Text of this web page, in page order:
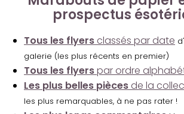
prospectus
Tous les flyers classés par date
galerie (les plus récents en premier)
Tous les flyerspar ordre
Les plus belles pièces de la
les plus remarquables, à ne pas rater !